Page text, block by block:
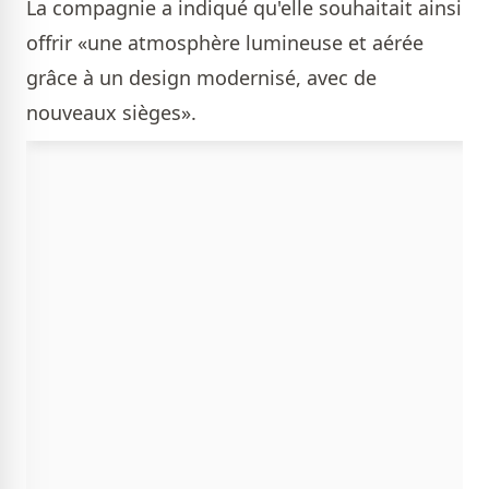
La compagnie a indiqué qu'elle souhaitait ainsi
offrir «une atmosphère lumineuse et aérée
grâce à un design modernisé, avec de
nouveaux sièges».